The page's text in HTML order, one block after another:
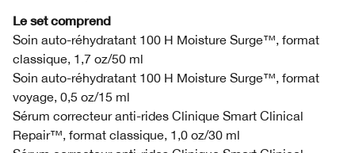
Le set comprend
Soin auto-réhydratant 100 H Moisture Surge™, format
classique, 1,7 oz/50 ml
Soin auto-réhydratant 100 H Moisture Surge™, format
voyage, 0,5 oz/15 ml
Sérum correcteur anti-rides Clinique Smart Clinical
Repair™, format classique, 1,0 oz/30 ml